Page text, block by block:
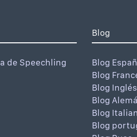
de Speechling
Blog
Blog
Blog
Blog Inglés
Blog
Blog
Blog